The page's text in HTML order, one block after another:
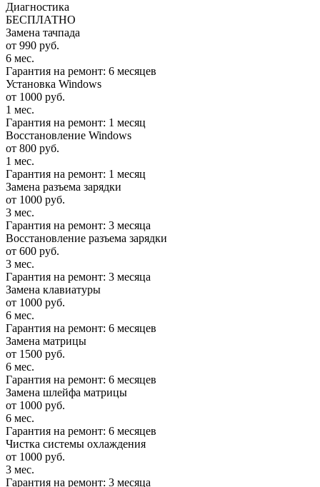
Диагностика
БЕСПЛАТНО
Замена тачпада
от 990 руб.
6 мес.
Гарантия на ремонт: 6 месяцев
Установка Windows
от 1000 руб.
1 мес.
Гарантия на ремонт: 1 месяц
Восстановление Windows
от 800 руб.
1 мес.
Гарантия на ремонт: 1 месяц
Замена разъема зарядки
от 1000 руб.
3 мес.
Гарантия на ремонт: 3 месяца
Восстановление разъема зарядки
от 600 руб.
3 мес.
Гарантия на ремонт: 3 месяца
Замена клавиатуры
от 1000 руб.
6 мес.
Гарантия на ремонт: 6 месяцев
Замена матрицы
от 1500 руб.
6 мес.
Гарантия на ремонт: 6 месяцев
Замена шлейфа матрицы
от 1000 руб.
6 мес.
Гарантия на ремонт: 6 месяцев
Чистка системы охлаждения
от 1000 руб.
3 мес.
Гарантия на ремонт: 3 месяца